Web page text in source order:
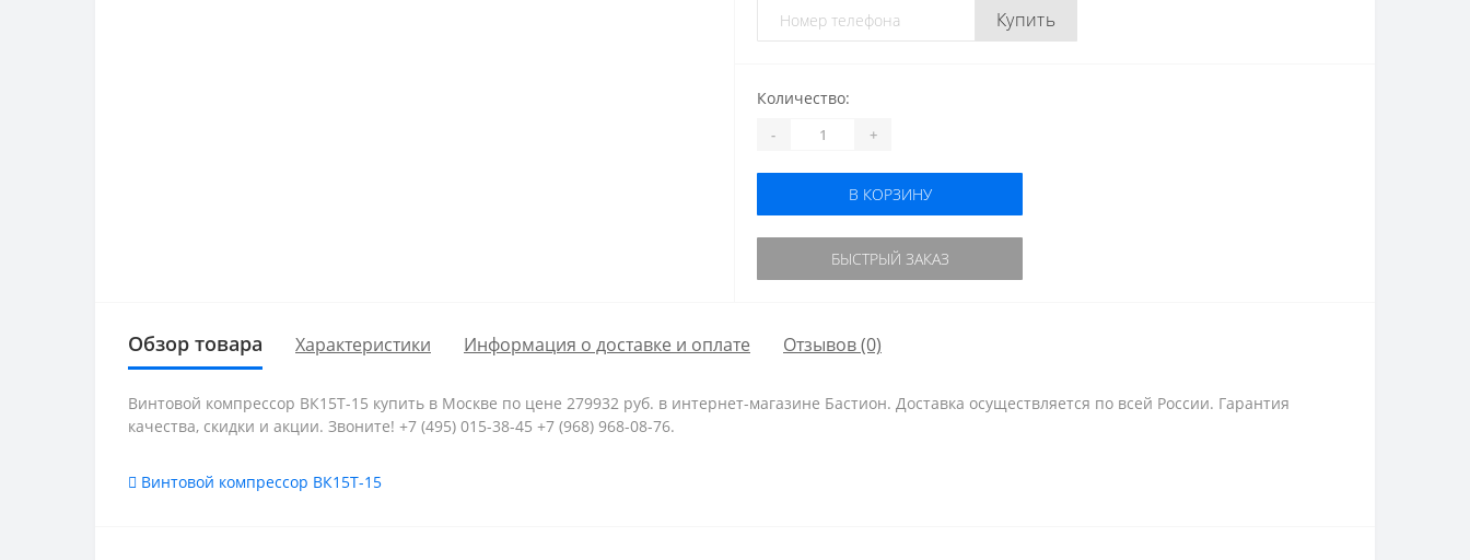
Купить
Количество:
- +
В КОРЗИНУ
БЫСТРЫЙ ЗАКАЗ
Обзор товара Характеристики Информация о доставке и оплате Отзывов (0)
Винтовой компрессор ВК15Т-15 купить в Москве по цене 279932 руб. в интернет-магазине Бастион. Доставка осуществляется по всей России. Гарантия
качества, скидки и акции. Звоните! +7 (495) 015-38-45 +7 (968) 968-08-76.
Винтовой компрессор ВК15Т-15